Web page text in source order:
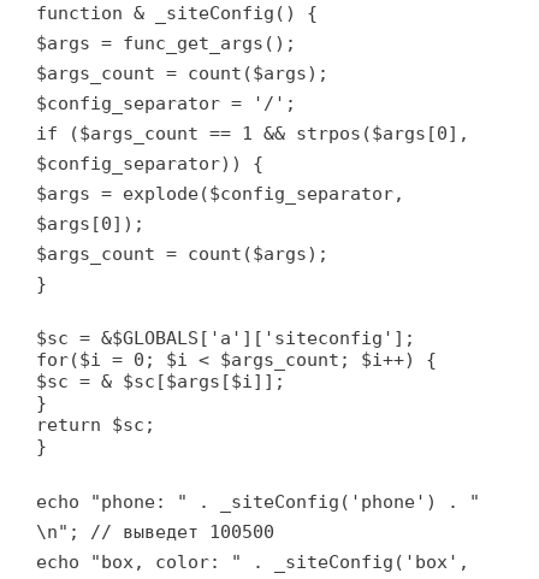
function & _siteConfig() {
$args = func_get_args();
$args_count = count($args);
$config_separator = '/';
if ($args_count == 1 && strpos($args[0],
$config_separator)) {
$args = explode($config_separator,
$args[0]);
$args_count = count($args);
}
$sc = &$GLOBALS['a']['siteconfig'];
for($i = 0; $i < $args_count; $i++) {
$sc = & $sc[$args[$i]];
}
return $sc;
}
echo "phone: " . _siteConfig('phone') . "
\n"; // выведет 100500
echo "box, color: " . _siteConfig('box',